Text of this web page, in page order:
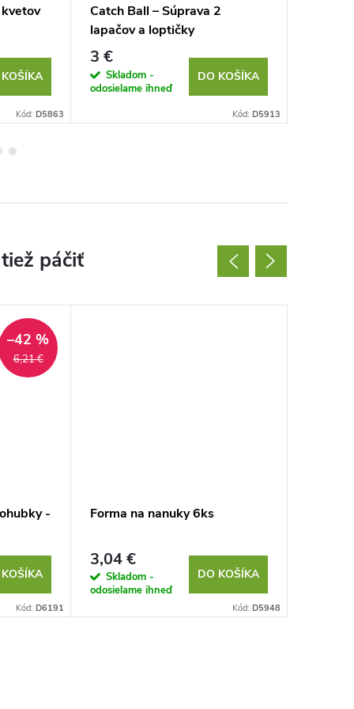
Kód: D5863
Catch Ball – Súprava 2
lapačov a loptičky
3 €
Skladom -
odosielame ihneď
DO KOŠÍKA
Kód: D5913
6,21 €
–42 %
-
Kód: D6191
Forma na nanuky 6ks
3,04 €
Skladom -
odosielame ihneď
DO KOŠÍKA
Kód: D5948